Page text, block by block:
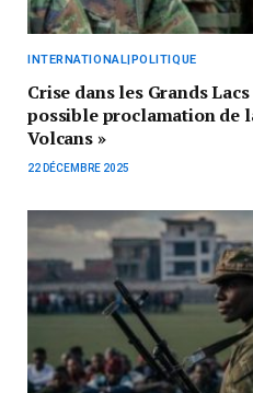
INTERNATIONAL|POLITIQUE
Crise dans les Grands
possible proclamation de
Volcans »
22 DÉCEMBRE 2025